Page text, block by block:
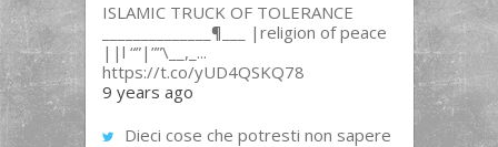
ISLAMIC TRUCK OF TOLERANCE
______________¶___ |religion of peace
||l “”|””\__,_...
https://t.co/yUD4QSKQ78
9 years ago
Dieci cose che potresti non sapere